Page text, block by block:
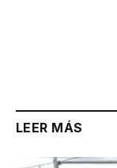
LEER MÁS